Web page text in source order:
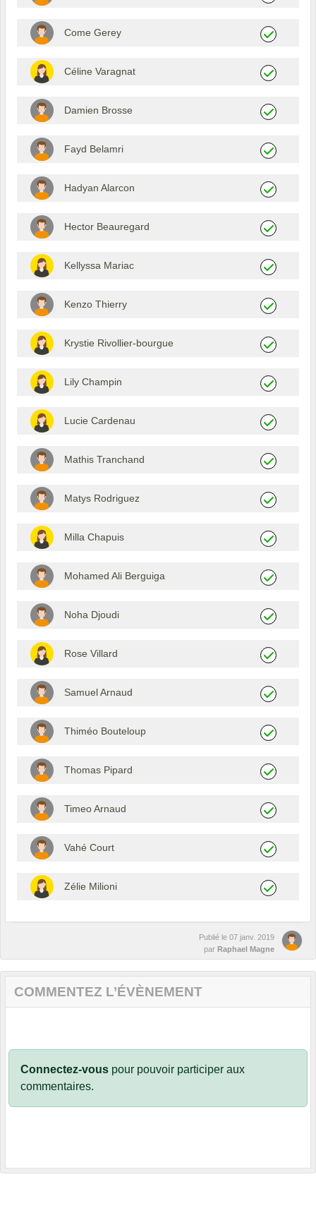
Come Gerey
Céline Varagnat
Damien Brosse
Fayd Belamri
Hadyan Alarcon
Hector Beauregard
Kellyssa Mariac
Kenzo Thierry
Krystie Rivollier-bourgue
Lily Champin
Lucie Cardenau
Mathis Tranchand
Matys Rodriguez
Milla Chapuis
Mohamed Ali Berguiga
Noha Djoudi
Rose Villard
Samuel Arnaud
Thiméo Bouteloup
Thomas Pipard
Timeo Arnaud
Vahé Court
Zélie Milioni
Publié le 07 janv. 2019
par Raphael Magne
COMMENTEZ L’ÉVÈNEMENT
Connectez-vous pour pouvoir participer aux
commentaires.